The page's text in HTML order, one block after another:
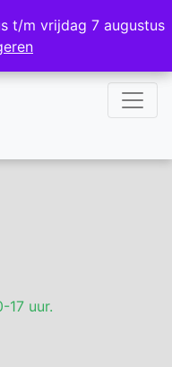
NL DE
17 uur.
t/m vrijdag 7 augustus
t/m vrijdag 7 augustus